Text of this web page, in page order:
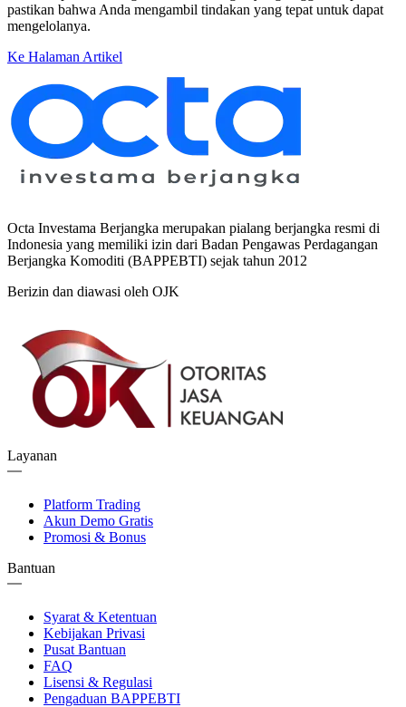
pastikan bahwa Anda mengambil tindakan yang tepat untuk dapat
mengelolanya.
Ke Halaman Artikel
Octa Investama Berjangka merupakan pialang berjangka resmi di
Indonesia yang memiliki izin dari Badan Pengawas Perdagangan
Berjangka Komoditi (BAPPEBTI) sejak tahun 2012
Berizin dan diawasi oleh OJK
Layanan
Platform Trading
Akun Demo Gratis
Promosi & Bonus
Bantuan
Syarat & Ketentuan
Kebijakan Privasi
Pusat Bantuan
FAQ
Lisensi & Regulasi
Pengaduan BAPPEBTI